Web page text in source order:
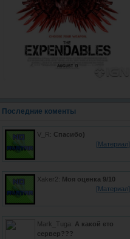
Последние коменты
V_R: Спасибо)
[Материал]
Xaker2: Моя оценка 9/10
[Материал]
Mark_Tuga: А какой ето
сервер???